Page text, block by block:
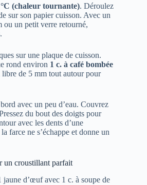
°C (chaleur tournante). Déroulez
sur son papier cuisson. Avec un
ou un petit verre retourné,
sur une plaque de cuisson.
rond environ 1 c. à café bombée
libre de 5 mm tout autour pour
avec un peu d’eau. Couvrez
du bout des doigts pour
avec les dents d’une
farce ne s’échappe et donne un
un croustillant parfait
d’œuf avec 1 c. à soupe de